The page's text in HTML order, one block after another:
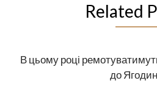
Related
В цьому році
до